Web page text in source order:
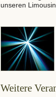
unseren
Weitere